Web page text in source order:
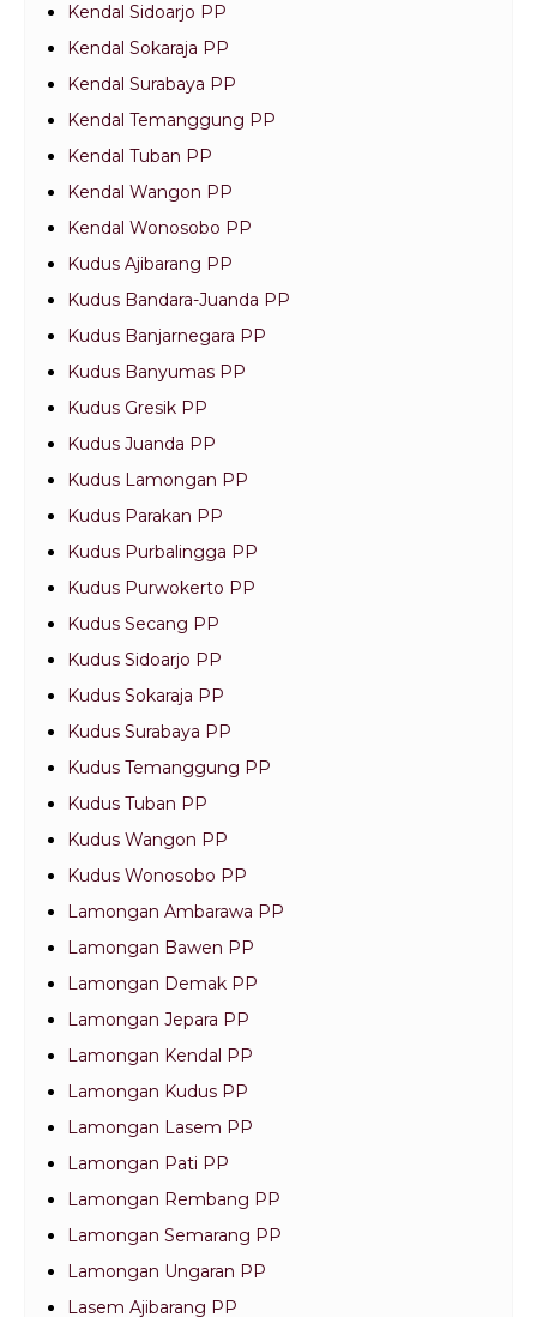
Kendal Sidoarjo PP
Kendal Sokaraja PP
Kendal Surabaya PP
Kendal Temanggung PP
Kendal Tuban PP
Kendal Wangon PP
Kendal Wonosobo PP
Kudus Ajibarang PP
Kudus Bandara-Juanda PP
Kudus Banjarnegara PP
Kudus Banyumas PP
Kudus Gresik PP
Kudus Juanda PP
Kudus Lamongan PP
Kudus Parakan PP
Kudus Purbalingga PP
Kudus Purwokerto PP
Kudus Secang PP
Kudus Sidoarjo PP
Kudus Sokaraja PP
Kudus Surabaya PP
Kudus Temanggung PP
Kudus Tuban PP
Kudus Wangon PP
Kudus Wonosobo PP
Lamongan Ambarawa PP
Lamongan Bawen PP
Lamongan Demak PP
Lamongan Jepara PP
Lamongan Kendal PP
Lamongan Kudus PP
Lamongan Lasem PP
Lamongan Pati PP
Lamongan Rembang PP
Lamongan Semarang PP
Lamongan Ungaran PP
Lasem Ajibarang PP